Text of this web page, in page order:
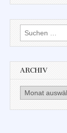
Suchen
nach:
ARCHIV
Archiv